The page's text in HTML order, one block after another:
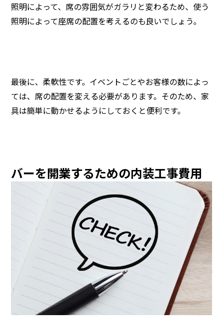
照明によって、席の雰囲気がガラリと変わるため、使う
照明によって座席の配置を考えるのも良いでしょう。
最後に、柔軟性です。イベントごとやお客様の数によっ
ては、席の配置を変える必要があります。そのため、家
具は簡単に動かせるようにしておくと便利です。
バーを開業するための内装工事費用